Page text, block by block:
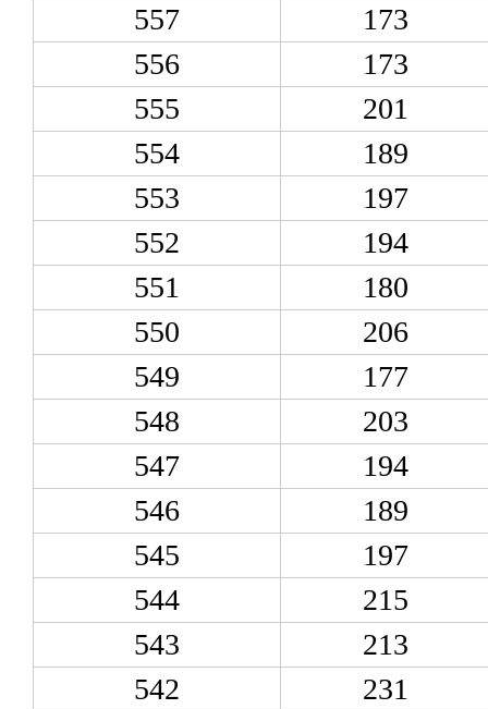
557
173
556
173
555
201
554
189
553
197
552
194
551
180
550
206
549
177
548
203
547
194
546
189
545
197
544
215
543
213
542
231